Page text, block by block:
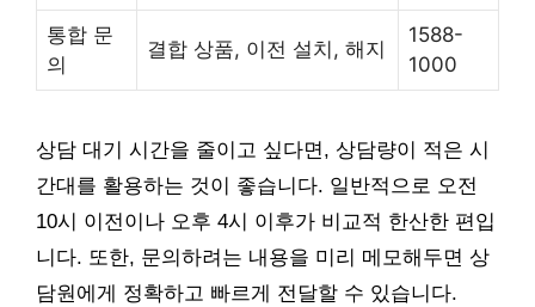
통합 문
의
결합 상품, 이전 설치, 해지
1588-
1000
상담 대기 시간을 줄이고 싶다면, 상담량이 적은 시
간대를 활용하는 것이 좋습니다. 일반적으로 오전
10시 이전이나 오후 4시 이후가 비교적 한산한 편입
니다. 또한, 문의하려는 내용을 미리 메모해두면 상
담원에게 정확하고 빠르게 전달할 수 있습니다.